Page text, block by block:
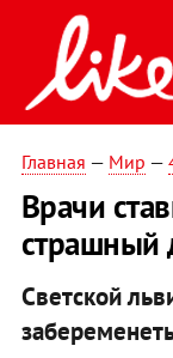
Главная — Мир —
Врачи
страшный
Светской